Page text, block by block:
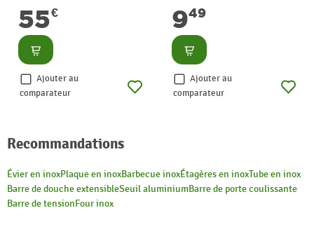
55€
Consulter
Ajouter au
comparateur
949
Consulter
Ajouter au
comparateur
Recommandations
Évier en inoxPlaque en inoxBarbecue inoxÉtagères en inoxTube en inox
Barre de douche extensibleSeuil aluminiumBarre de porte coulissante
Barre de tensionFour inox